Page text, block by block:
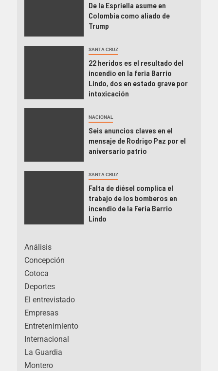
De la Espriella asume en
Colombia como aliado de
Trump
SANTA CRUZ
22 heridos es el resultado del
incendio en la feria Barrio
Lindo, dos en estado grave por
intoxicación
NACIONAL
Seis anuncios claves en el
mensaje de Rodrigo Paz por el
aniversario patrio
SANTA CRUZ
Falta de diésel complica el
trabajo de los bomberos en
incendio de la Feria Barrio
Lindo
Análisis
Concepción
Cotoca
Deportes
El entrevistado
Empresas
Entretenimiento
Internacional
La Guardia
Montero